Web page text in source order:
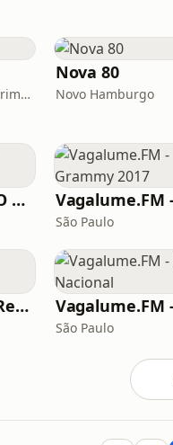
Cachoeiro de Itapemirim · 102.1 FM
Nova 80
Novo Hamburgo
Vagalume.FM - O Melhor de Skank
São Paulo
Vagalume.FM - Retrospectiva 2021
São Paulo